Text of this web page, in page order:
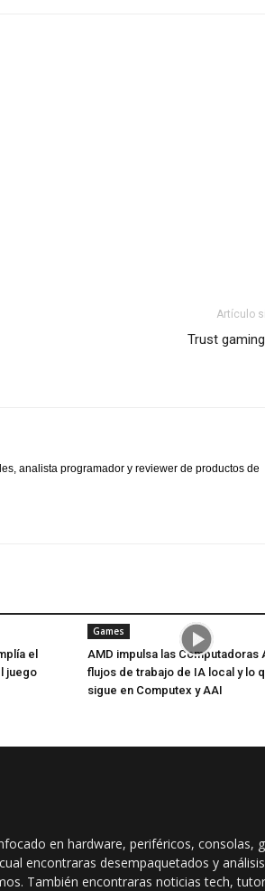
Artículo
Trust
analista programador y reviewer de productos de
el
juego
Games
AMD impulsa las Computadoras
flujos de trabajo de IA local y lo
sigue en Computex y AAI
en hardware, periféricos, consolas,
encontraras desempaquetados y
También encontraras noticias tech,